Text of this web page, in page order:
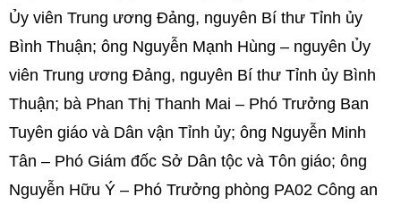
Ủy viên Trung ương Đảng, nguyên Bí thư Tỉnh ủy
Bình Thuận; ông Nguyễn Mạnh Hùng – nguyên Ủy
viên Trung ương Đảng, nguyên Bí thư Tỉnh ủy Bình
Thuận; bà Phan Thị Thanh Mai – Phó Trưởng Ban
Tuyên giáo và Dân vận Tỉnh ủy; ông Nguyễn Minh
Tân – Phó Giám đốc Sở Dân tộc và Tôn giáo; ông
Nguyễn Hữu Ý – Phó Trưởng phòng PA02 Công an